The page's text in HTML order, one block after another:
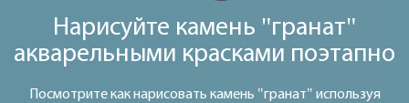
Нарисуйте камень "гранат"
акварельными красками поэтапно
Посмотрите как нарисовать камень "гранат" используя